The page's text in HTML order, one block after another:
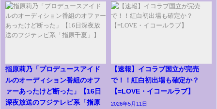
指原莉乃「プロデュースアイド
ルのオーディション番組のオフ
ァーあったけど断った」【16日
深夜放送のフジテレビ系「指原
【速報】イコラブ国立が完売
で！！紅白初出場も確定か？
【=LOVE・イコールラブ】
2026年5月11日